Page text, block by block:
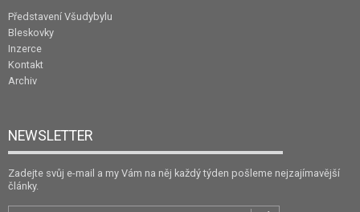
Představení Všudybylu
Bleskovky
Inzerce
Kontakt
Archiv
NEWSLETTER
Zadejte svůj e-mail a my Vám na něj každý týden pošleme nejzajímavější
články.